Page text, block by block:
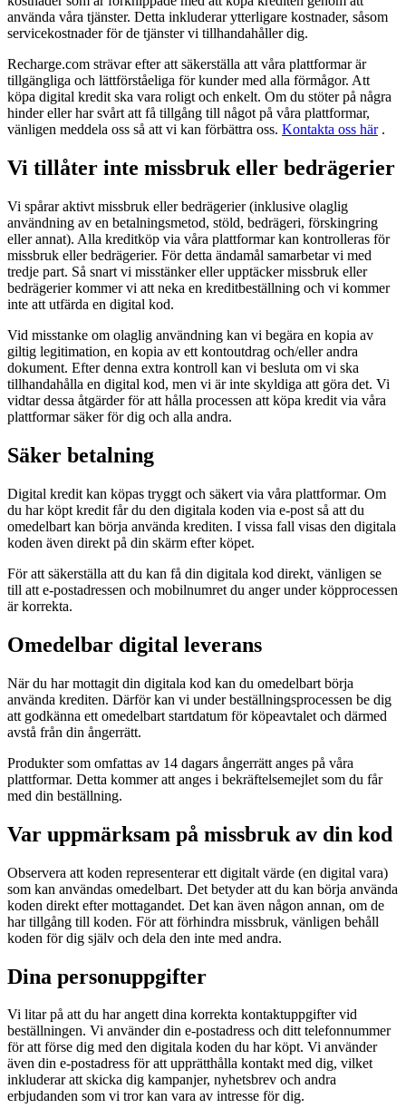
använda våra tjänster. Detta inkluderar ytterligare kostnader, såsom
servicekostnader för de tjänster vi tillhandahåller dig.
Recharge.com strävar efter att säkerställa att våra plattformar är
tillgängliga och lättförståeliga för kunder med alla förmågor. Att
köpa digital kredit ska vara roligt och enkelt. Om du stöter på några
hinder eller har svårt att få tillgång till något på våra plattformar,
vänligen meddela oss så att vi kan förbättra oss. Kontakta oss här.
Vi tillåter inte missbruk eller bedrägerier
Vi spårar aktivt missbruk eller bedrägerier (inklusive olaglig
användning av en betalningsmetod, stöld, bedrägeri, förskingring
eller annat). Alla kreditköp via våra plattformar kan kontrolleras för
missbruk eller bedrägerier. För detta ändamål samarbetar vi med
tredje part. Så snart vi misstänker eller upptäcker missbruk eller
bedrägerier kommer vi att neka en kreditbeställning och vi kommer
inte att utfärda en digital kod.
Vid misstanke om olaglig användning kan vi begära en kopia av
giltig legitimation, en kopia av ett kontoutdrag och/eller andra
dokument. Efter denna extra kontroll kan vi besluta om vi ska
tillhandahålla en digital kod, men vi är inte skyldiga att göra det. Vi
vidtar dessa åtgärder för att hålla processen att köpa kredit via våra
plattformar säker för dig och alla andra.
Säker betalning
Digital kredit kan köpas tryggt och säkert via våra plattformar. Om
du har köpt kredit får du den digitala koden via e-post så att du
omedelbart kan börja använda krediten. I vissa fall visas den digitala
koden även direkt på din skärm efter köpet.
För att säkerställa att du kan få din digitala kod direkt, vänligen se
till att e-postadressen och mobilnumret du anger under köpprocessen
är korrekta.
Omedelbar digital leverans
När du har mottagit din digitala kod kan du omedelbart börja
använda krediten. Därför kan vi under beställningsprocessen be dig
att godkänna ett omedelbart startdatum för köpeavtalet och därmed
avstå från din ångerrätt.
Produkter som omfattas av 14 dagars ångerrätt anges på våra
plattformar. Detta kommer att anges i bekräftelsemejlet som du får
med din beställning.
Var uppmärksam på missbruk av din kod
Observera att koden representerar ett digitalt värde (en digital vara)
som kan användas omedelbart. Det betyder att du kan börja använda
koden direkt efter mottagandet. Det kan även någon annan, om de
har tillgång till koden. För att förhindra missbruk, vänligen behåll
koden för dig själv och dela den inte med andra.
Dina personuppgifter
Vi litar på att du har angett dina korrekta kontaktuppgifter vid
beställningen. Vi använder din e-postadress och ditt telefonnummer
för att förse dig med den digitala koden du har köpt. Vi använder
även din e-postadress för att upprätthålla kontakt med dig, vilket
inkluderar att skicka dig kampanjer, nyhetsbrev och andra
erbjudanden som vi tror kan vara av intresse för dig.